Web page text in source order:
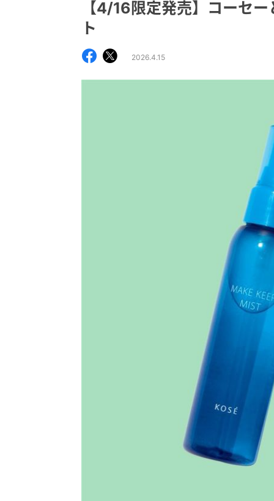
【4/16限定発売】コーセ
ト
2026.4.15